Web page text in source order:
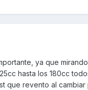
ya que
hasta los 180cc
que revento al cambiar